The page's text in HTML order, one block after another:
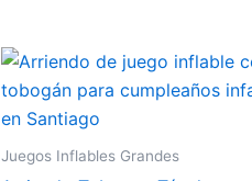
Juegos Inflables Grandes